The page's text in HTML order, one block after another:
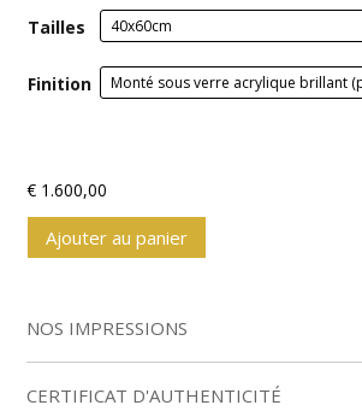
Tailles
Finition
€ 1.600,00
Ajouter au panier
t
e
NOS IMPRESSIONS
CERTIFICAT D'AUTHENTICITÉ